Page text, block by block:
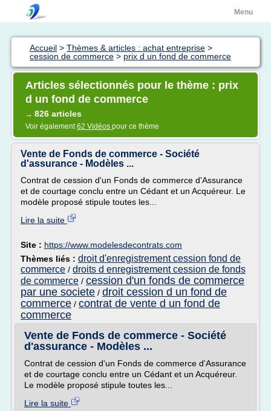
Menu
Accueil > Thèmes & articles : achat entreprise >
cession de commerce > prix d un fond de commerce
Articles sélectionnés pour le thème : prix
d un fond de commerce
→ 826 articles
Voir également62 Vidéos pour ce thème
Vente de Fonds de commerce - Société
d'assurance - Modèles ...
Contrat de cession d'un Fonds de commerce d'Assurance
et de courtage conclu entre un Cédant et un Acquéreur. Le
modèle proposé stipule toutes les...
Lire la suite
Site : https://www.modelesdecontrats.com
Thèmes liés : droit d'enregistrement cession fond de
commerce / droits d enregistrement cession de fonds
de commerce / cession d'un fonds de commerce
par une societe / droit cession d un fond de
commerce / contrat de vente d un fond de
commerce
Vente de Fonds de commerce - Société
d'assurance - Modèles ...
Contrat de cession d'un Fonds de commerce d'Assurance
et de courtage conclu entre un Cédant et un Acquéreur.
Le modèle proposé stipule toutes les...
Lire la suite